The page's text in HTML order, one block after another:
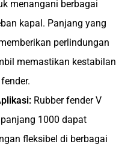
menangani berbagai
kapal. Panjang yang
perlindungan
memastikan kestabilan
Rubber fender V
1000 dapat
fleksibel di berbagai